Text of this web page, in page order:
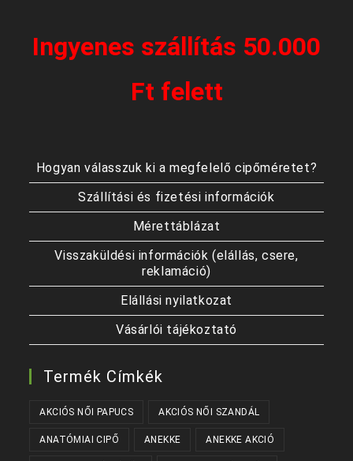
Ingyenes szállítás 50.000
Ft felett
Hogyan válasszuk ki a megfelelő cipőméretet?
Szállítási és fizetési információk
Mérettáblázat
Visszaküldési információk (elállás, csere,
reklamáció)
Elállási nyilatkozat
Vásárlói tájékoztató
Termék Címkék
AKCIÓS NŐI PAPUCS AKCIÓS NŐI SZANDÁL
ANATÓMIAI CIPŐ ANEKKE ANEKKE AKCIÓ